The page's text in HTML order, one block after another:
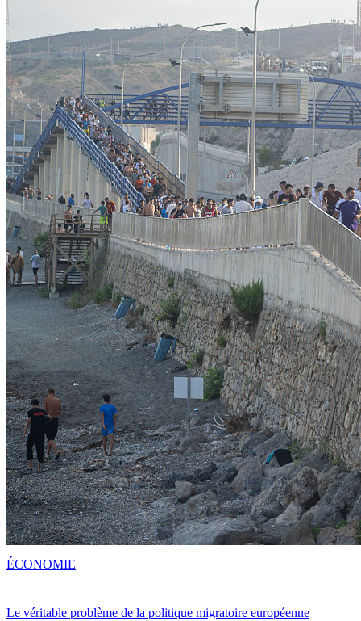
Le véritable problème de la politique migratoire européenne
ÉCONOMIE